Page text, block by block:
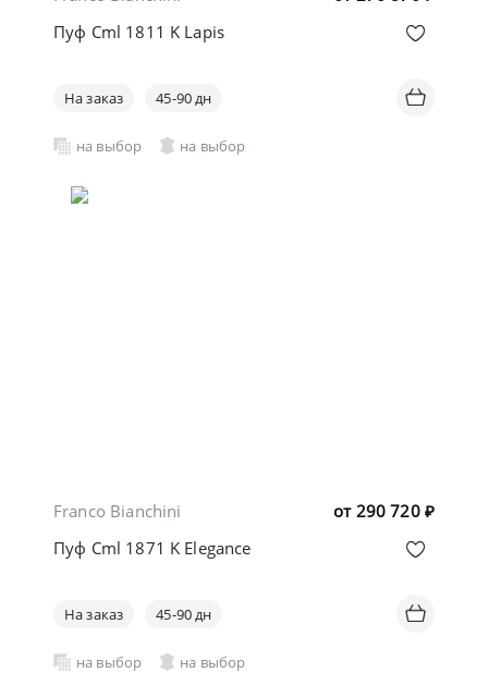
Пуф Cml 1811 K Lapis
На заказ 45-90 дн
на выбор на выбор
от 290 720 ₽
Franco Bianchini
Пуф Cml 1871 K Elegance
На заказ 45-90 дн
на выбор на выбор